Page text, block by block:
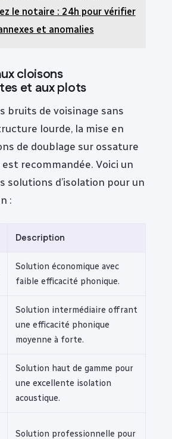
le notaire : 24h pour vérifier
et anomalies
cloisons
et aux plots
bruits de voisinage sans
lourde, la mise en
de doublage sur ossature
recommandée. Voici un
solutions d’isolation pour un
:
Description
Solution économique avec
faible efficacité phonique.
Solution intermédiaire offrant
une efficacité phonique
moyenne à forte.
Solution haut de gamme pour
une excellente isolation
acoustique.
Solution professionnelle pour